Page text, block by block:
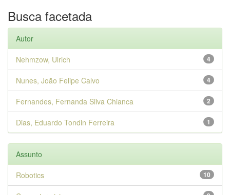
Busca facetada
Autor
4
Nehmzow, Ulrich
4
Nunes, João Felipe Calvo
2
Fernandes, Fernanda Silva Chianca
1
Dias, Eduardo Tondin Ferreira
Assunto
10
Robotics